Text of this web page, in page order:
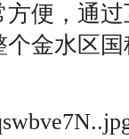
便，通
金水区